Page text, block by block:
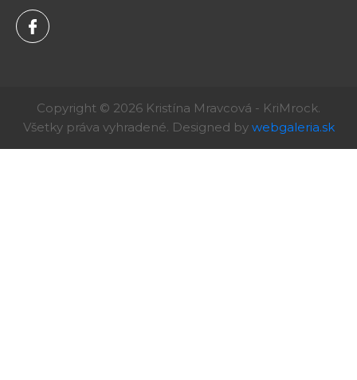
Copyright © 2026 Kristína Mravcová - KriMrock.
Všetky práva vyhradené. Designed by webgaleria.sk